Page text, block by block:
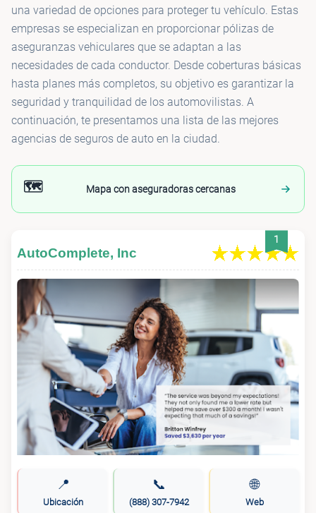
una variedad de opciones para proteger tu vehículo. Estas
empresas se especializan en proporcionar pólizas de
aseguranzas vehiculares que se adaptan a las
necesidades de cada conductor. Desde coberturas básicas
hasta planes más completos, su objetivo es garantizar la
seguridad y tranquilidad de los automovilistas. A
continuación, te presentamos una lista de las mejores
agencias de seguros de auto en la ciudad.
🗺️ Mapa con aseguradoras cercanas
1
AutoComplete, Inc
📍
Ubicación
📞
(888) 307-7942
🌐
Web